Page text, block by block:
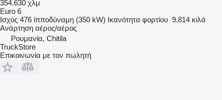
354.630 χλμ
Euro 6
Ισχύς 476 ίπποδύναμη (350 kW) Ικανότητα φορτίου 9.814 κιλά
Ανάρτηση αέρος/αέρος
Ρουμανία, Chitila
TruckStore
Επικοινωνία με τον πωλητή